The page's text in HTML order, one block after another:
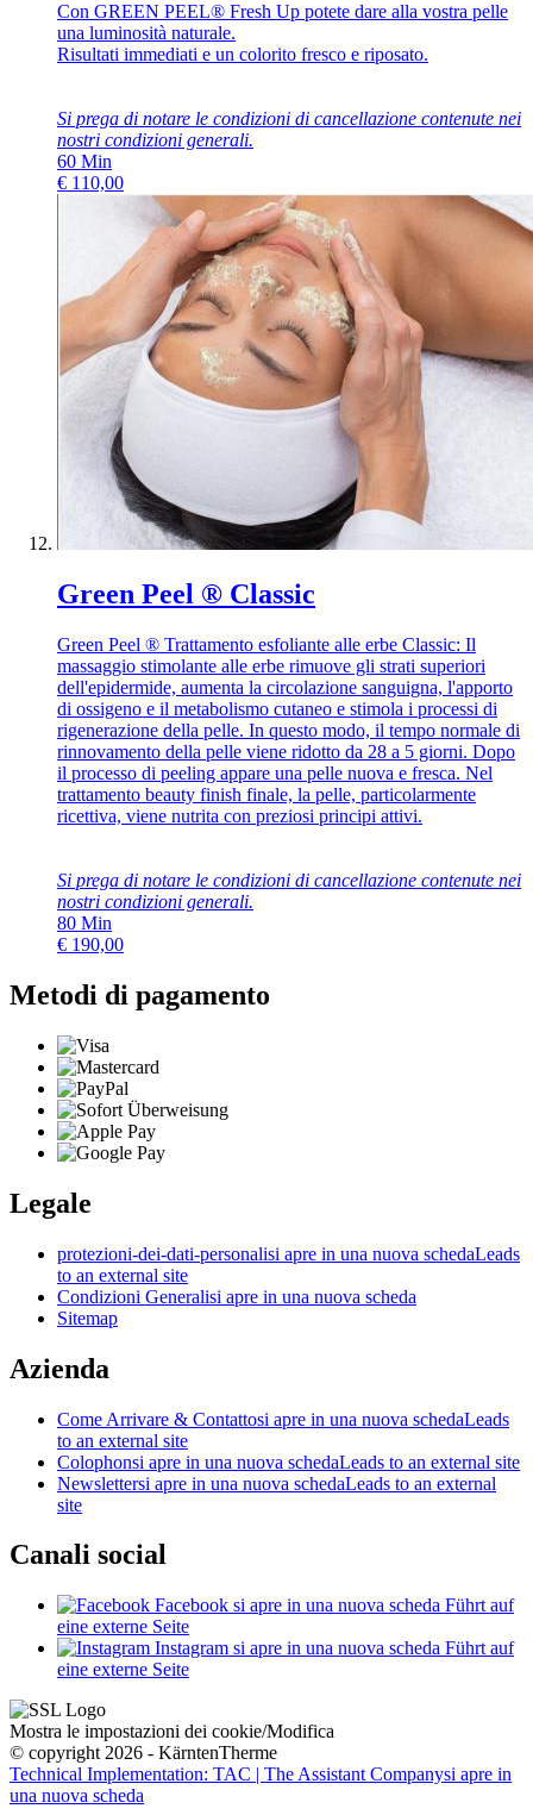
Con GREEN PEEL® Fresh Up potete dare alla vostra pelle
una luminosità naturale.
Risultati immediati e un colorito fresco e riposato.
Si prega di notare le condizioni di cancellazione contenute nei
nostri condizioni generali.
60 Min
€ 110,00
Green Peel ® Classic
Green Peel ® Trattamento esfoliante alle erbe Classic: Il
massaggio stimolante alle erbe rimuove gli strati superiori
dell'epidermide, aumenta la circolazione sanguigna, l'apporto
di ossigeno e il metabolismo cutaneo e stimola i processi di
rigenerazione della pelle. In questo modo, il tempo normale di
rinnovamento della pelle viene ridotto da 28 a 5 giorni. Dopo
il processo di peeling appare una pelle nuova e fresca. Nel
trattamento beauty finish finale, la pelle, particolarmente
ricettiva, viene nutrita con preziosi principi attivi.
Si prega di notare le condizioni di cancellazione contenute nei
nostri condizioni generali.
80 Min
€ 190,00
Metodi di pagamento
Legale
protezioni-dei-dati-personalisi apre in una nuova schedaLeads
to an external site
Condizioni Generalisi apre in una nuova scheda
Sitemap
Azienda
Come Arrivare & Contattosi apre in una nuova schedaLeads
to an external site
Colophonsi apre in una nuova schedaLeads to an external site
Newslettersi apre in una nuova schedaLeads to an external
site
Canali social
Facebook si apre in una nuova scheda Führt auf
eine externe Seite
Instagram si apre in una nuova scheda Führt auf
eine externe Seite
Mostra le impostazioni dei cookie/Modifica
© copyright 2026 - KärntenTherme
Technical Implementation: TAC | The Assistant Companysi apre in
una nuova scheda